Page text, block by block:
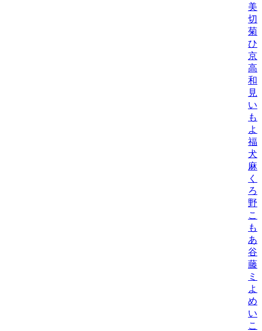
美
切
菊
ひ
京
高
和
見
い
も
よ
福
犬
麻
く
ろ
野
こ
も
あ
谷
藤
ミ
よ
め
い
こ